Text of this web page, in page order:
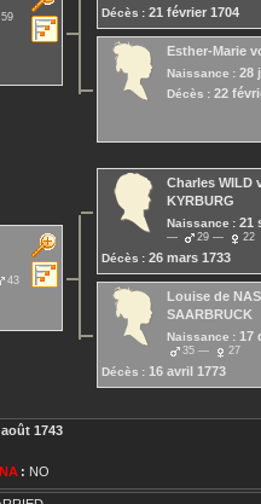
59
Décès : 21 février 1704
Esther-Marie
Naissance : 28
Décès : 22
43
Charles WILD
KYRBURG
Naissance : 21
29 22
Décès : 26 mars 1733
Louise de
SAARBRUCK
Naissance : 17
35 27
Décès : 16 avril 1773
1743
: NO